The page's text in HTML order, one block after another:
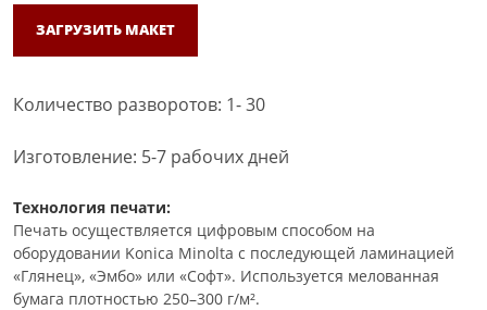
ЗАГРУЗИТЬ МАКЕТ
Количество разворотов: 1- 30
Изготовление: 5-7 рабочих дней
Технология печати:
Печать осуществляется цифровым способом на
оборудовании Konica Minolta с последующей ламинацией
«Глянец», «Эмбо» или «Софт». Используется мелованная
бумага плотностью 250–300 г/м².